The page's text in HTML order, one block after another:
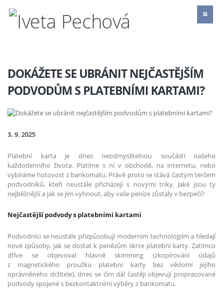
DOKÁŽETE SE UBRÁNIT NEJČASTĚJŠÍM
PODVODŮM S PLATEBNÍMI KARTAMI?
3. 9. 2025
Platební karta je dnes neodmyslitelnou součástí našeho
každodenního života. Platíme s ní v obchodě, na internetu, nebo
vybíráme hotovost z bankomatu. Právě proto se stává častým terčem
podvodníků, kteří neustále přicházejí s novými triky. Jaké jsou ty
nejběžnější a jak se jim vyhnout, aby vaše peníze zůstaly v bezpečí?
Nejčastější podvody s platebními kartami
Podvodníci se neustále přizpůsobují moderním technologiím a hledají
nové způsoby, jak se dostat k penězům skrze platební karty. Zatímco
dříve se objevoval hlavně skimming (zkopírování údajů
z magnetického proužku platební karty bez vědomí jejího
oprávněného držitele), dnes se čím dál častěji objevují propracované
podvody spojené s bezkontaktními výběry z bankomatu.